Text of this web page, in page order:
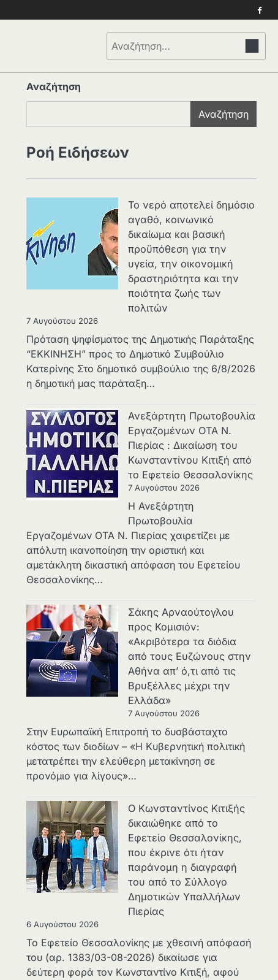
Αναζήτηση
για:
Αναζήτηση
Αναζήτηση
Ροή Ειδήσεων
Το νερό αποτελεί δημόσιο
αγαθό, κοινωνικό
δικαίωμα και βασική
προϋπόθεση για την
υγεία, την οικονομική
δραστηριότητα και την
ποιότητα ζωής των
πολιτών
7 Αυγούστου 2026
Πρόταση ψηφίσματος της Δημοτικής Παράταξης
“ΕΚΚΙΝΗΣΗ” προς το Δημοτικό Συμβούλιο
Κατερίνης Στο δημοτικό συμβούλιο της 6/8/2026
η δημοτική μας παράταξη…
Ανεξάρτητη Πρωτοβουλία
Εργαζομένων ΟΤΑ Ν.
Πιερίας : Δικαίωση του
Κωνσταντίνου Κιτιξή από
το Εφετείο Θεσσαλονίκης
7 Αυγούστου 2026
Η Ανεξάρτητη
Πρωτοβουλία
Εργαζομένων ΟΤΑ Ν. Πιερίας χαιρετίζει με
απόλυτη ικανοποίηση την οριστική και
αμετάκλητη δικαστική απόφαση του Εφετείου
Θεσσαλονίκης…
Σάκης Αρναούτογλου
προς Κομισιόν:
«Ακριβότερα τα διόδια
από τους Ευζώνους στην
Αθήνα απ’ ό,τι από τις
Βρυξέλλες μέχρι την
Ελλάδα»
7 Αυγούστου 2026
Στην Ευρωπαϊκή Επιτροπή το δυσβάσταχτο
κόστος των διοδίων – «Η Κυβερνητική πολιτική
μετατρέπει την ελεύθερη μετακίνηση σε
προνόμιο για λίγους»…
Ο Κωνσταντίνος Κιτιξής
δικαιώθηκε από το
Εφετείο Θεσσαλονίκης,
που έκρινε ότι ήταν
παράνομη η διαγραφή
του από το Σύλλογο
Δημοτικών Υπαλλήλων
Πιερίας
6 Αυγούστου 2026
Το Εφετείο Θεσσαλονίκης με χθεσινή απόφασή
του (αρ. 1383/03-08-2026) δικαίωσε για
δεύτερη φορά τον Κωνσταντίνο Κιτιξή, αφού